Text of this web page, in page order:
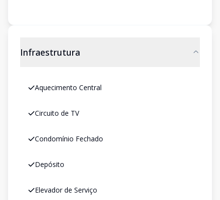
Infraestrutura
Aquecimento Central
Circuito de TV
Condomínio Fechado
Depósito
Elevador de Serviço